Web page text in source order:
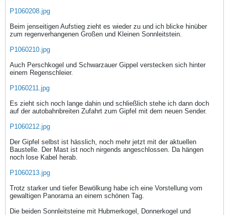
P1060208.jpg
Beim jenseitigen Aufstieg zieht es wieder zu und ich blicke hinüber
zum regenverhangenen Großen und Kleinen Sonnleitstein.
P1060210.jpg
Auch Perschkogel und Schwarzauer Gippel verstecken sich hinter
einem Regenschleier.
P1060211.jpg
Es zieht sich noch lange dahin und schließlich stehe ich dann doch
auf der autobahnbreiten Zufahrt zum Gipfel mit dem neuen Sender.
P1060212.jpg
Der Gipfel selbst ist hässlich, noch mehr jetzt mit der aktuellen
Baustelle. Der Mast ist noch nirgends angeschlossen. Da hängen
noch lose Kabel herab.
P1060213.jpg
Trotz starker und tiefer Bewölkung habe ich eine Vorstellung vom
gewaltigen Panorama an einem schönen Tag.
Die beiden Sonnleitsteine mit Hubmerkogel, Donnerkogel und